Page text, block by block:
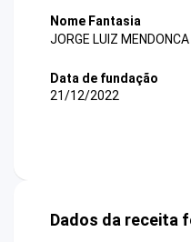
Nome Fantasia
JORGE LUIZ MENDONCA
Data de fundação
21/12/2022
Dados da receita